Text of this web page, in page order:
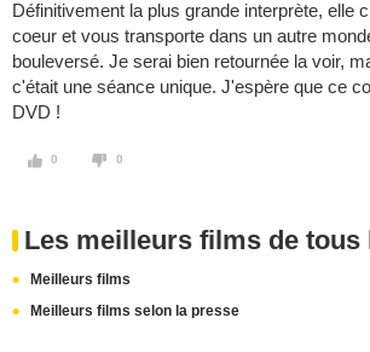
Définitivement la plus grande interprète, elle
coeur et vous transporte dans un autre
bouleversé. Je serai bien retournée la voir,
c'était une séance unique. J'espère que ce
DVD !
0 0
Les meilleurs films de tous
Meilleurs films
Meilleurs films selon la presse